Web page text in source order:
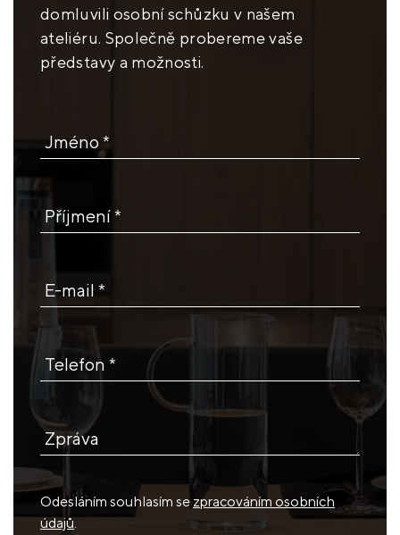
domluvili osobní schůzku v našem
ateliéru. Společně probereme vaše
představy a možnosti.
Jméno *
Příjmení *
E-mail *
Telefon *
Zpráva
Odesláním souhlasím se zpracováním osobních
údajů.